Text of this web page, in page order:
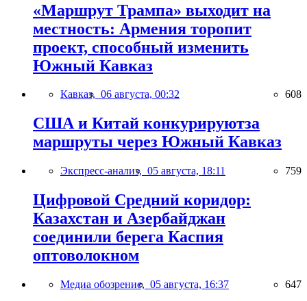
«Маршрут Трампа» выходит на
местность: Армения торопит
проект, способный изменить
Южный Кавказ
Кавказ, 06 августа, 00:32 608
США и Китай конкурируютза
маршруты через Южный Кавказ
Экспресс-анализ, 05 августа, 18:11 759
Цифровой Средний коридор:
Казахстан и Азербайджан
соединили берега Каспия
оптоволокном
Медиа обозрение, 05 августа, 16:37 647